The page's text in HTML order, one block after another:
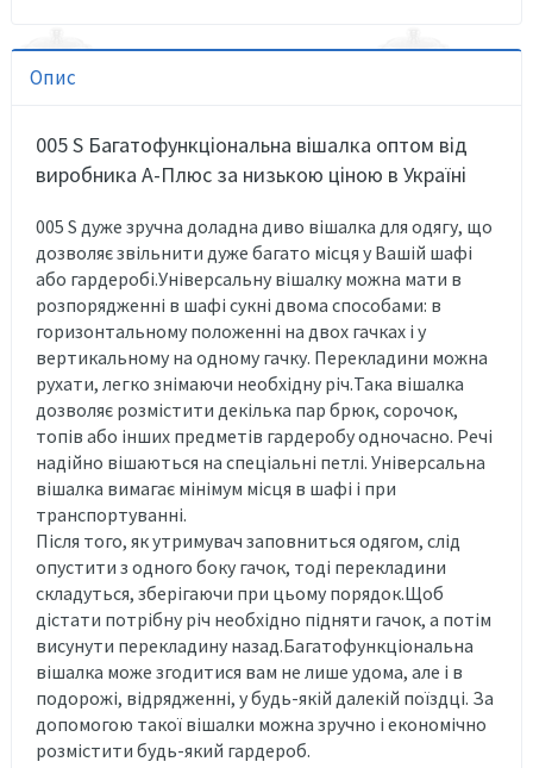
Опис
005 S Багатофункціональна вішалка оптом від
виробника А-Плюс за низькою ціною в Україні
005 S дуже зручна доладна диво вішалка для одягу, що
дозволяє звільнити дуже багато місця у Вашій шафі
або гардеробі.Універсальну вішалку можна мати в
розпорядженні в шафі сукні двома способами: в
горизонтальному положенні на двох гачках і у
вертикальному на одному гачку. Перекладини можна
рухати, легко знімаючи необхідну річ.Така вішалка
дозволяє розмістити декілька пар брюк, сорочок,
топів або інших предметів гардеробу одночасно. Речі
надійно вішаються на спеціальні петлі. Універсальна
вішалка вимагає мінімум місця в шафі і при
транспортуванні.
Після того, як утримувач заповниться одягом, слід
опустити з одного боку гачок, тоді перекладини
складуться, зберігаючи при цьому порядок.Щоб
дістати потрібну річ необхідно підняти гачок, а потім
висунути перекладину назад.Багатофункціональна
вішалка може згодитися вам не лише удома, але і в
подорожі, відрядженні, у будь-якій далекій поїздці. За
допомогою такої вішалки можна зручно і економічно
розмістити будь-який гардероб.